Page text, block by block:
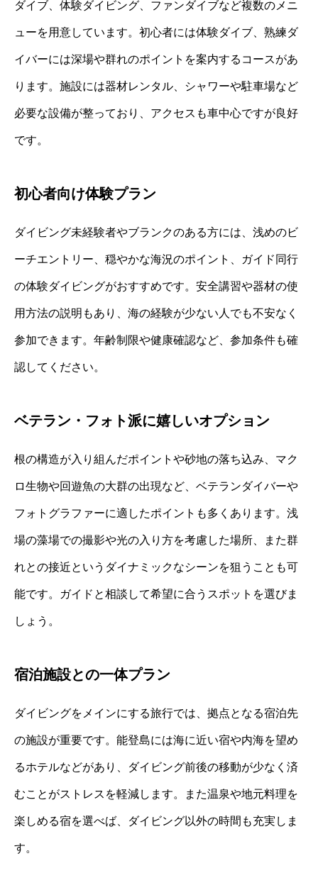
ダイブ、体験ダイビング、ファンダイブなど複数のメニ
ューを用意しています。初心者には体験ダイブ、熟練ダ
イバーには深場や群れのポイントを案内するコースがあ
ります。施設には器材レンタル、シャワーや駐車場など
必要な設備が整っており、アクセスも車中心ですが良好
です。
初心者向け体験プラン
ダイビング未経験者やブランクのある方には、浅めのビ
ーチエントリー、穏やかな海況のポイント、ガイド同行
の体験ダイビングがおすすめです。安全講習や器材の使
用方法の説明もあり、海の経験が少ない人でも不安なく
参加できます。年齢制限や健康確認など、参加条件も確
認してください。
ベテラン・フォト派に嬉しいオプション
根の構造が入り組んだポイントや砂地の落ち込み、マク
ロ生物や回遊魚の大群の出現など、ベテランダイバーや
フォトグラファーに適したポイントも多くあります。浅
場の藻場での撮影や光の入り方を考慮した場所、また群
れとの接近というダイナミックなシーンを狙うことも可
能です。ガイドと相談して希望に合うスポットを選びま
しょう。
宿泊施設との一体プラン
ダイビングをメインにする旅行では、拠点となる宿泊先
の施設が重要です。能登島には海に近い宿や内海を望め
るホテルなどがあり、ダイビング前後の移動が少なく済
むことがストレスを軽減します。また温泉や地元料理を
楽しめる宿を選べば、ダイビング以外の時間も充実しま
す。